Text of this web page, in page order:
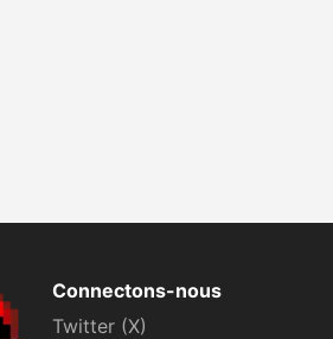
Connectons-nous
Twitter (X)